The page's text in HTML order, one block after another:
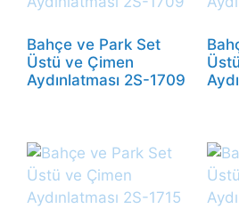
Bahçe ve Park Set
Üstü ve Çimen
Aydınlatması 2S-1709